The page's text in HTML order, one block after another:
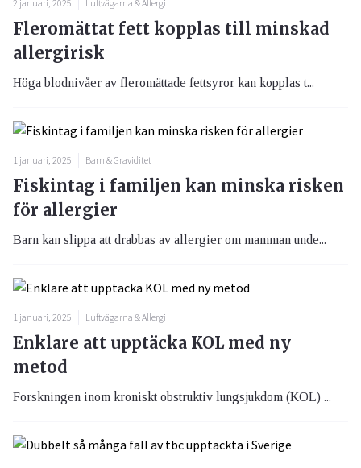
2 januari, 2025 Luftvägarna & Allergi
Fleromättat fett kopplas till minskad
allergirisk
Höga blodnivåer av fleromättade fettsyror kan kopplas t...
1 januari, 2025 Barn & Graviditet
Fiskintag i familjen kan minska risken
för allergier
Barn kan slippa att drabbas av allergier om mamman unde...
1 januari, 2025 Luftvägarna & Allergi
Enklare att upptäcka KOL med ny
metod
Forskningen inom kroniskt obstruktiv lungsjukdom (KOL) ...